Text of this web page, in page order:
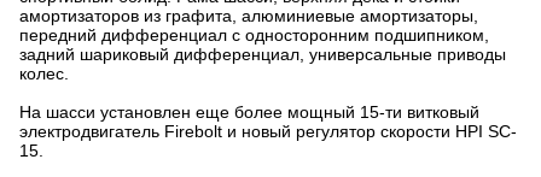
амортизаторов из графита, алюминиевые амортизаторы,
передний дифференциал с односторонним подшипником,
задний шариковый дифференциал, универсальные приводы
колес.
На шасси установлен еще более мощный 15-ти витковый
электродвигатель Firebolt и новый регулятор скорости HPI SC-
15.